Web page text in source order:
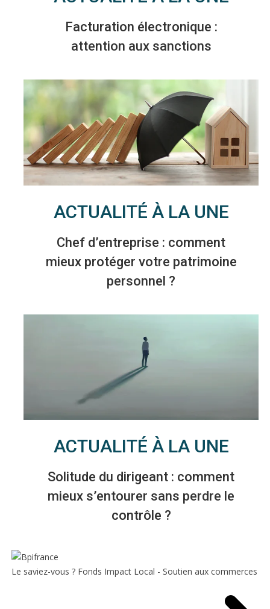
Facturation électronique :
attention aux sanctions
ACTUALITÉ À LA UNE
Chef d’entreprise : comment
mieux protéger votre patrimoine
personnel ?
ACTUALITÉ À LA UNE
Solitude du dirigeant : comment
mieux s’entourer sans perdre le
contrôle ?
Le saviez-vous ? Fonds Impact Local - Soutien aux commerces